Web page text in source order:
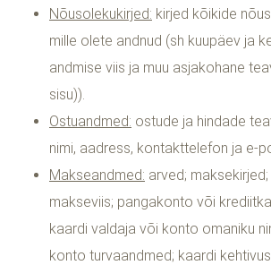
Nõusolekukirjed: kirjed kõikide
mille olete andnud (sh kuupäev ja
andmise viis ja muu asjakohane
sisu)).
Ostuandmed: ostude ja hindade
nimi, aadress, kontakttelefon ja e-
Makseandmed: arved;
makseviis; pangakonto või
kaardi valdaja või konto omaniku
konto turvaandmed; kaardi